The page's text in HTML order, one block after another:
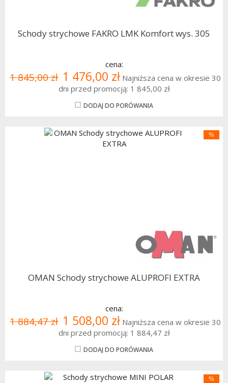
Schody strychowe FAKRO LMK Komfort wys. 305
cena:
1 845,00 zł 1 476,00 zł Najniższa cena w okresie 30
dni przed promocją: 1 845,00 zł
DODAJ DO PORÓWANIA
%
OMAN Schody strychowe ALUPROFI EXTRA
cena:
1 884,47 zł 1 508,00 zł Najniższa cena w okresie 30
dni przed promocją: 1 884,47 zł
DODAJ DO PORÓWANIA
%